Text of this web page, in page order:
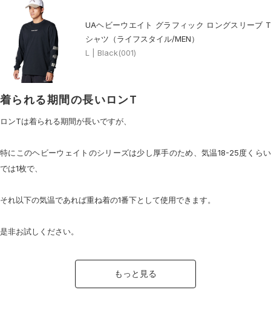
UAヘビーウエイト グラフィック ロングスリーブ T
シャツ（ライフスタイル/MEN）
L | Black(001)
着られる期間の長いロンT
ロンTは着られる期間が長いですが、
特にこのヘビーウェイトのシリーズは少し厚手のため、気温18-25度くらい
では1枚で、
それ以下の気温であれば重ね着の1番下として使用できます。
是非お試しください。
もっと見る